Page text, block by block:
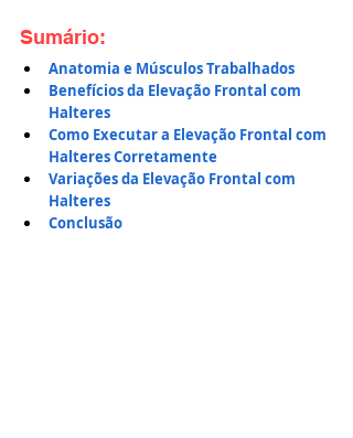
Sumário:
Anatomia e Músculos Trabalhados
Benefícios da Elevação Frontal com
Halteres
Como Executar a Elevação Frontal com
Halteres Corretamente
Variações da Elevação Frontal com
Halteres
Conclusão